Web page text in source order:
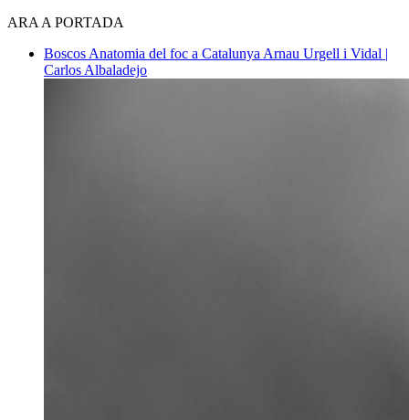
ARA A PORTADA
Boscos Anatomia del foc a Catalunya Arnau Urgell i Vidal |
Carlos Albaladejo